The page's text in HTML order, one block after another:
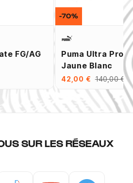
FG/AG
Puma Ultra Pro
Jaune Blanc
42,00 € 140,00 €
-70%
SUR LES RÉSEAUX